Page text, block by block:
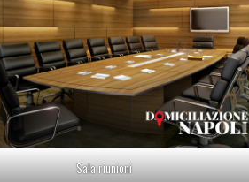
Sala riunioni